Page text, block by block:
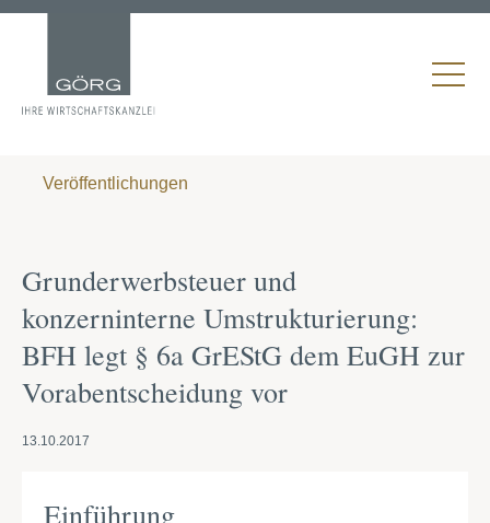
Veröffentlichungen
Grunderwerbsteuer und
konzerninterne Umstrukturierung:
BFH legt § 6a GrEStG dem EuGH zur
Vorabentscheidung vor
13.10.2017
Einführung